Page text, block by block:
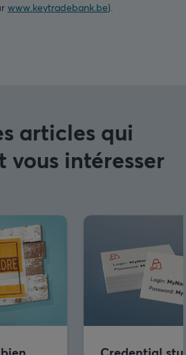
www.keytradebank.be).
articles qui
vous intéresser